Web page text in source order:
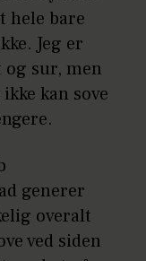
hele bare
Jeg er
sur, men
kan sove
generer
overalt
ved siden